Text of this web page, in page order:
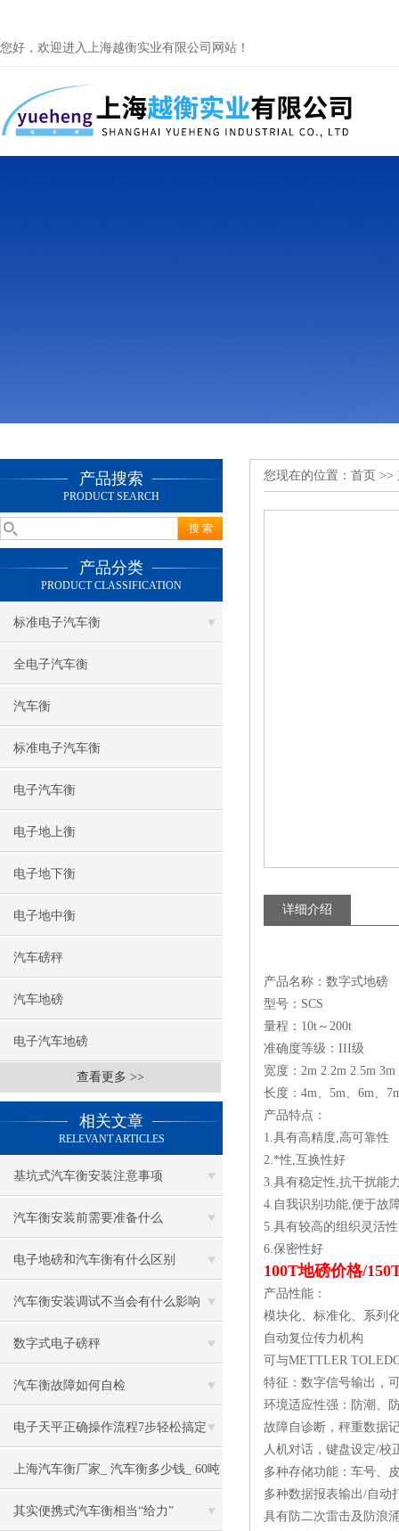
您好，欢迎进入上海越衡实业有限公司网站！
产品搜索
PRODUCT SEARCH
产品分类
PRODUCT CLASSIFICATION
标准电子汽车衡
全电子汽车衡
汽车衡
标准电子汽车衡
电子汽车衡
电子地上衡
电子地下衡
电子地中衡
汽车磅秤
汽车地磅
电子汽车地磅
查看更多 >>
相关文章
RELEVANT ARTICLES
基坑式汽车衡安装注意事项
汽车衡安装前需要准备什么
电子地磅和汽车衡有什么区别
汽车衡安装调试不当会有什么影响
数字式电子磅秤
汽车衡故障如何自检
电子天平正确操作流程7步轻松搞定
上海汽车衡厂家_ 汽车衡多少钱_ 60吨
电子汽车衡
其实便携式汽车衡相当“给力”
您现在的位置： 首页 >>
详细介绍
产品名称：数字式地磅
型号：SCS
量程：10t～200t
准确度等级：III级
宽度：2m 2.2m 2.5m 3m
长度：4m、5m、6m、
产品特点：
1.具有高精度,高可靠性
2.*性,互换性好
3.具有稳定性,抗干扰能
4.自我识别功能,便于故
5.具有较高的组织灵活性
6.保密性好
100T地磅价格/
产品性能：
模块化、标准化、系列
自动复位传力机构
可与METTLER
特征：数字信号输出，
环境适应性强：防潮、
故障自诊断，秤重数据
人机对话，键盘设定/校
多种存储功能：车号、
多种数据报表输出/自动
具有防二次雷击及防浪